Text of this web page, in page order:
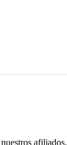
afiliados.